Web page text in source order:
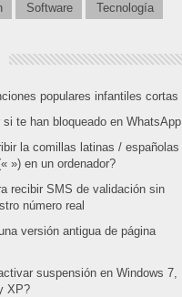
Software Tecnología
populares infantiles cortas
si te han bloqueado en WhatsApp
la comillas latinas / españolas
») en un ordenador?
recibir SMS de validación sin
número real
versión antigua de página
suspensión en Windows 7,
XP?